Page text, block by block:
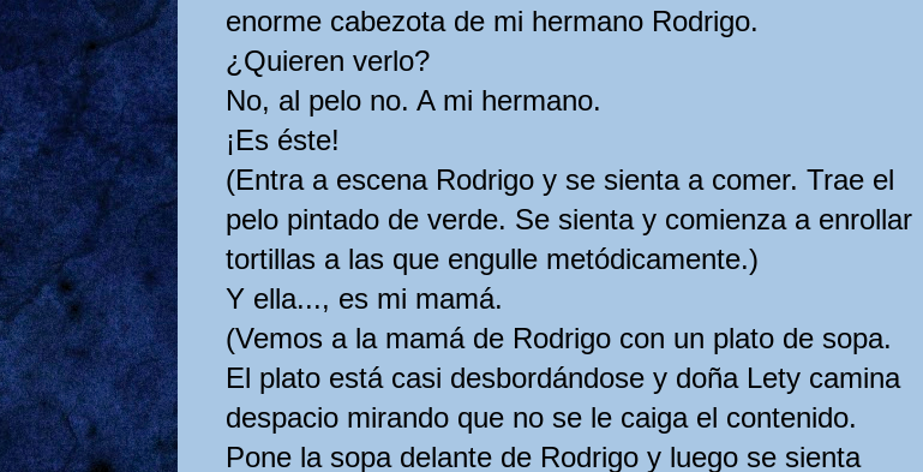
enorme cabezota de mi hermano Rodrigo.
¿Quieren verlo?
No, al pelo no. A mi hermano.
¡Es éste!
(Entra a escena Rodrigo y se sienta a comer. Trae el
pelo pintado de verde. Se sienta y comienza a enrollar
tortillas a las que engulle metódicamente.)
Y ella..., es mi mamá.
(Vemos a la mamá de Rodrigo con un plato de sopa.
El plato está casi desbordándose y doña Lety camina
despacio mirando que no se le caiga el contenido.
Pone la sopa delante de Rodrigo y luego se sienta